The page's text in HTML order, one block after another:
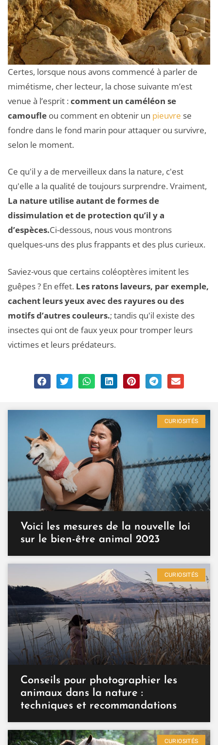
Certes, lorsque nous avons commencé à parler de
mimétisme, cher lecteur, la chose suivante m’est
venue à l’esprit :comment un caméléon se
camoufle ou comment en obtenir un pieuvre se
fondre dans le fond marin pour attaquer ou survivre,
selon le moment.
Ce qu'il y a de merveilleux dans la nature, c'est
qu'elle a la qualité de toujours surprendre. Vraiment,
La nature utilise autant de formes de
dissimulation et de protection qu’il y a
d’espèces.Ci-dessous, nous vous montrons
quelques-uns des plus frappants et des plus curieux.
Saviez-vous que certains coléoptères imitent les
guêpes ? En effet. Les ratons laveurs, par exemple,
cachent leurs yeux avec des rayures ou des
motifs d’autres couleurs.; tandis qu'il existe des
insectes qui ont de faux yeux pour tromper leurs
victimes et leurs prédateurs.
CURIOSITÉS
Voici les mesures de la nouvelle loi
sur le bien-être animal 2023
CURIOSITÉS
Conseils pour photographier les
animaux dans la nature :
techniques et recommandations
CURIOSITÉS